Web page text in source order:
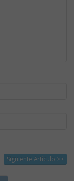
Siguiente Artículo >>